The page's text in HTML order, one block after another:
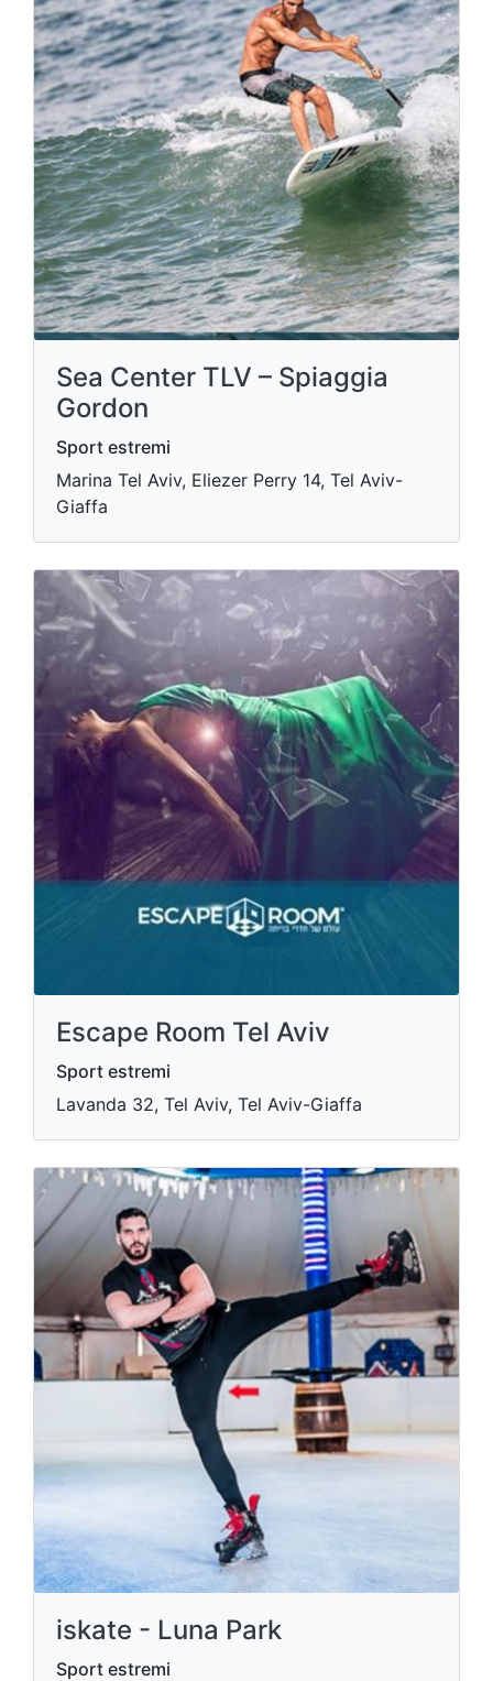
Sea Center TLV – Spiaggia
Gordon
Sport estremi
Marina Tel Aviv, Eliezer Perry 14, Tel Aviv-
Giaffa
Escape Room Tel Aviv
Sport estremi
Lavanda 32, Tel Aviv, Tel Aviv-Giaffa
iskate - Luna Park
Sport estremi